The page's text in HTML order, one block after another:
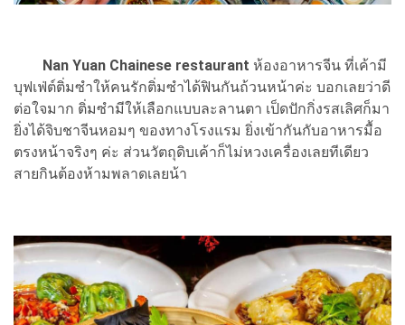
Nan Yuan Chainese restaurant ห้องอาหารจีน ที่เค้ามี
บุฟเฟ่ต์ติ่มซำให้คนรักติ่มซำได้ฟินกันถ้วนหน้าค่ะ บอกเลยว่าดี
ต่อใจมาก ติ่มซำมีให้เลือกแบบละลานตา เป็ดปักกิ่งรสเลิศก็มา
ยิ่งได้จิบชาจีนหอมๆ ของทางโรงแรม ยิ่งเข้ากันกับอาหารมื้อ
ตรงหน้าจริงๆ ค่ะ ส่วนวัตถุดิบเค้าก็ไม่หวงเครื่องเลยทีเดียว
สายกินต้องห้ามพลาดเลยน้า